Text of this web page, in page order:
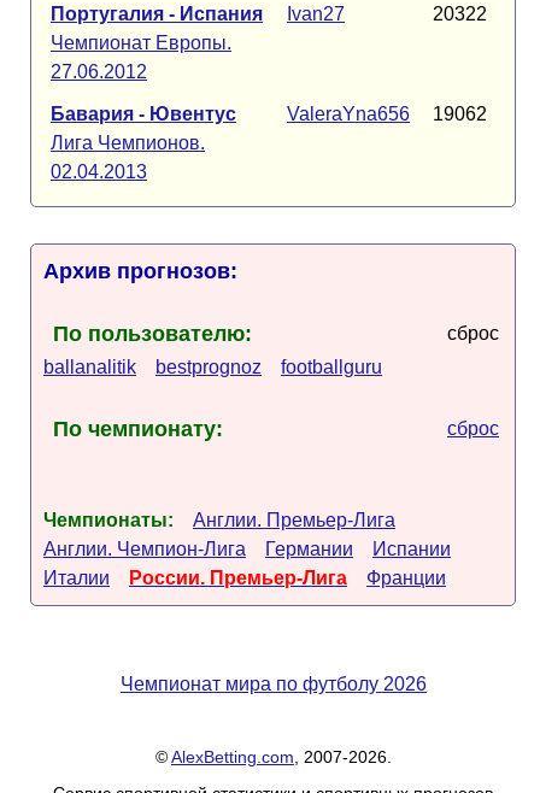
Португалия - Испания
Чемпионат Европы.
27.06.2012
Ivan27 20322
Бавария - Ювентус
Лига Чемпионов.
02.04.2013
ValeraYna656 19062
Архив прогнозов:
По пользователю:
сброс
ballanalitik
bestprognoz footballguru
По чемпионату: сброс
Чемпионаты:
Англии. Премьер-Лига
Англии. Чемпион-Лига
Германии
Испании
Италии
России. Премьер-Лига Франции
Чемпионат мира по футболу 2026
©AlexBetting.com , 2007-2026.